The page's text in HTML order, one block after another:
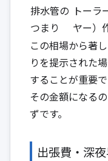
排水管の
つまり
トーラ
ヤー）
この相場から著
りを提示された
することが重要
その金額になる
ずです。
出張費・深